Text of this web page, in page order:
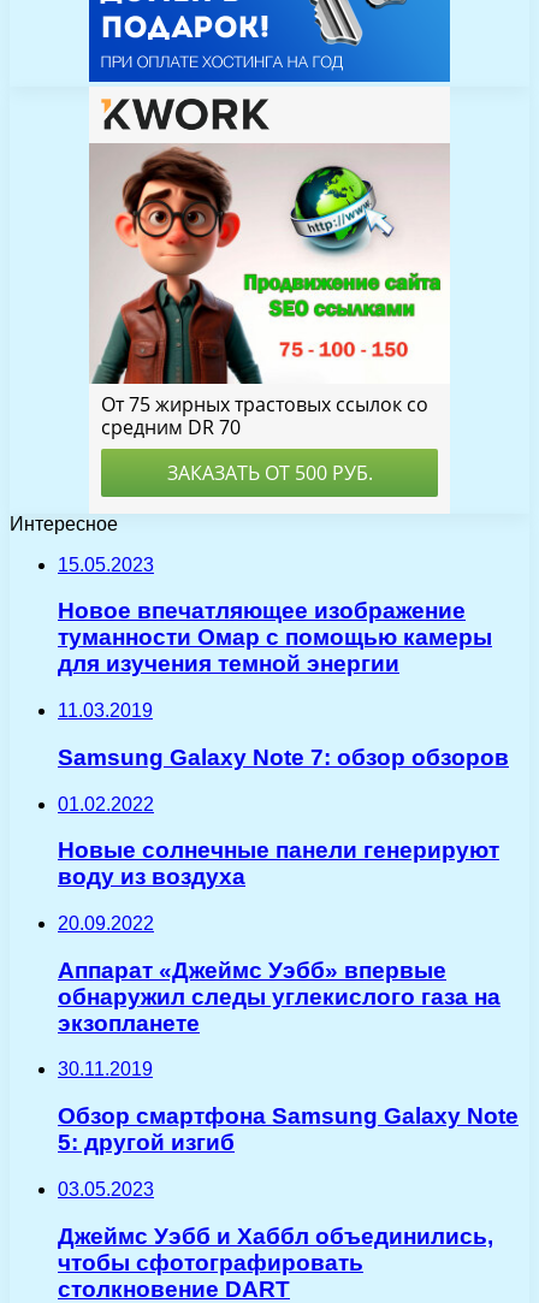
Интересное
15.05.2023
Новое впечатляющее изображение
туманности Омар с помощью камеры
для изучения темной энергии
11.03.2019
Samsung Galaxy Note 7: обзор обзоров
01.02.2022
Новые солнечные панели генерируют
воду из воздуха
20.09.2022
Аппарат «Джеймс Уэбб» впервые
обнаружил следы углекислого газа на
экзопланете
30.11.2019
Обзор смартфона Samsung Galaxy Note
5: другой изгиб
03.05.2023
Джеймс Уэбб и Хаббл объединились,
чтобы сфотографировать
столкновение DART